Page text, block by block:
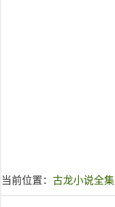
当前位置： 古龙小说全集